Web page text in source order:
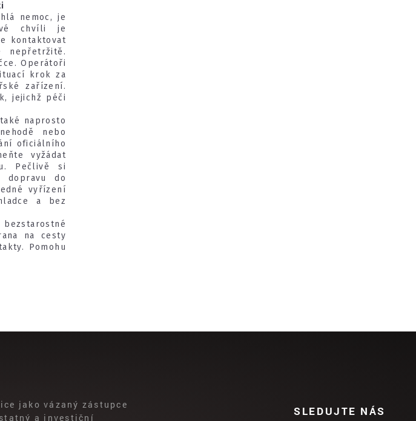
nemoc, je
chvíli je
kontaktovat
nepřetržitě.
Operátoři
krok za
zařízení.
jejichž péči
naprosto
nebo
oficiálního
vyžádat
Pečlivě si
dopravu do
vyřízení
a bez
na cesty
Pomohu
jako vázaný zástupce
a investiční
SLEDUJTE NÁS